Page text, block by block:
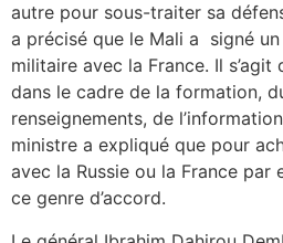
autre pour sous-traiter sa
a précisé que le Mali a signé
militaire avec la France. Il s’agit
dans le cadre de la formation,
renseignements, de
ministre a expliqué que pour
avec la Russie ou la France par
ce genre d’accord.